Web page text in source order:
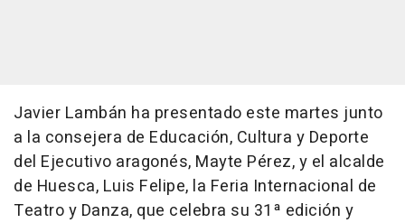
Javier Lambán ha presentado este martes junto
a la consejera de Educación, Cultura y Deporte
del Ejecutivo aragonés, Mayte Pérez, y el alcalde
de Huesca, Luis Felipe, la Feria Internacional de
Teatro y Danza, que celebra su 31ª edición y